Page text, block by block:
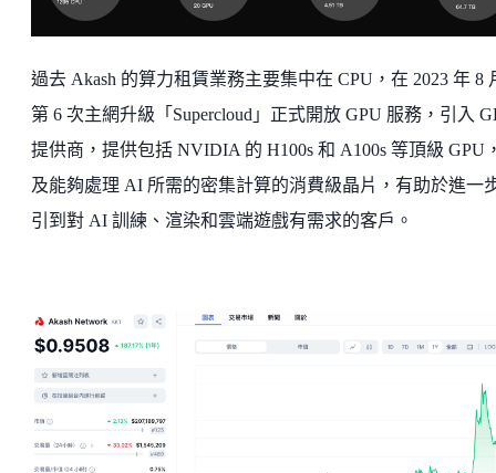
過去 Akash 的算力租賃業務主要集中在 CPU，在 2023 年 8
第 6 次主網升級「Supercloud」正式開放 GPU 服務，引入
提供商，提供包括 NVIDIA 的 H100s 和 A100s 等頂級 GPU
及能夠處理 AI 所需的密集計算的消費級晶片，有助於進一
引到對 AI 訓練、渲染和雲端遊戲有需求的客戶。